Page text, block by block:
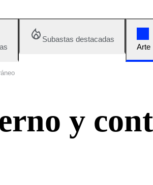
Subastas destacadas
Arte
y